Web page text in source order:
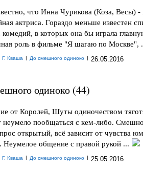
что Инна Чурикова (Коза, Весы) -
актриса. Гораздо меньше известен
комедий, в которых она бы играла
роль в фильме "Я шагаю по Москве",
Г. Кваша | До смешного одиноко | 26.05.2016
одиноко (44)
от Королей, Шуты одиночеством
неумело пообщаться с кем-либо.
открытый, всё зависит от чувства
Неумелое общение с правой рукой ...
Г. Кваша | До смешного одиноко | 25.05.2016